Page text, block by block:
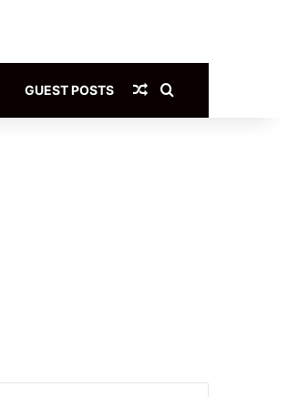
GUEST POSTS Article Aléatoire